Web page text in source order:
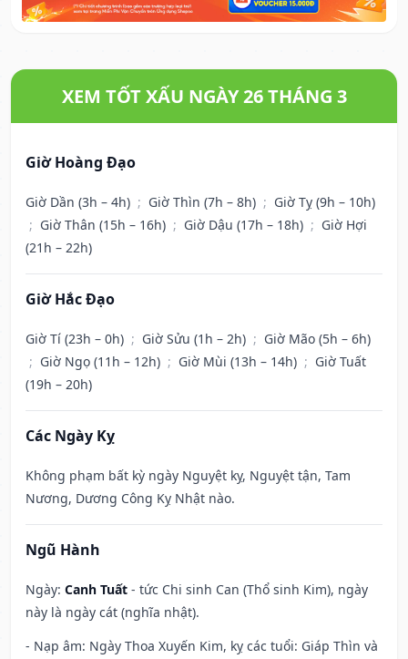
XEM TỐT XẤU NGÀY 26 THÁNG 3
Giờ Hoàng Đạo
Giờ Dần (3h – 4h) ; Giờ Thìn (7h – 8h) ; Giờ Tỵ (9h – 10h)
; Giờ Thân (15h – 16h) ; Giờ Dậu (17h – 18h) ; Giờ Hợi
(21h – 22h)
Giờ Hắc Đạo
Giờ Tí (23h – 0h) ; Giờ Sửu (1h – 2h) ; Giờ Mão (5h – 6h)
; Giờ Ngọ (11h – 12h) ; Giờ Mùi (13h – 14h) ; Giờ Tuất
(19h – 20h)
Các Ngày Kỵ
Không phạm bất kỳ ngày Nguyệt kỵ, Nguyệt tận, Tam
Nương, Dương Công Kỵ Nhật nào.
Ngũ Hành
Ngày: Canh Tuất - tức Chi sinh Can (Thổ sinh Kim), ngày
này là ngày cát (nghĩa nhật).
- Nạp âm: Ngày Thoa Xuyến Kim, kỵ các tuổi: Giáp Thìn và